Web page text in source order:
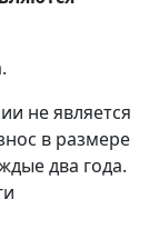
не является
в размере
два года.